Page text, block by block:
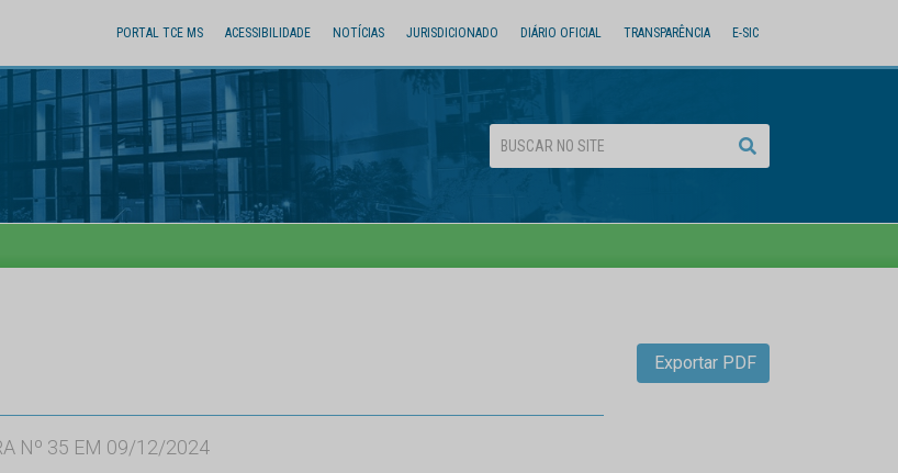
PORTAL TCE MS ACESSIBILIDADE NOTÍCIAS JURISDICIONADO DIÁRIO OFICIAL TRANSPARÊNCIA E-SIC
Nº 35 EM 09/12/2024
Exportar PDF